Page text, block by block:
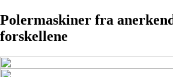
Polermaskiner fra
forskellene